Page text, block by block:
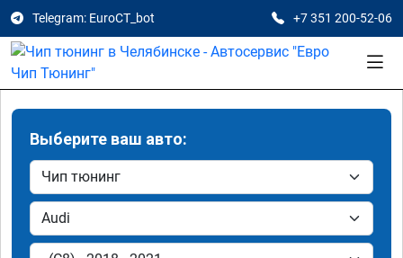
Telegram: EuroCT_bot +7 351 200-52-06
Выберите ваш авто: